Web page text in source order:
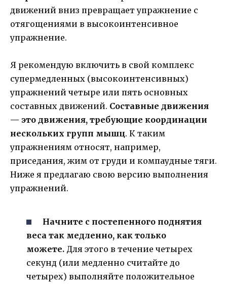
движений вниз превращает упражнение с
отягощениями в высокоинтенсивное
упражнение.
Я рекомендую включить в свой комплекс
супермедленных (высокоинтенсивных)
упражнений четыре или пять основных
составных движений. Составные движения
— это движения, требующие координации
нескольких групп мышц. К таким
упражнениям относят, например,
приседания, жим от груди и компаудные тяги.
Ниже я предлагаю свою версию выполнения
упражнений.
Начните с постепенного поднятия
веса так медленно, как только
можете. Для этого в течение четырех
секунд (или медленно считайте до
четырех) выполняйте положительное